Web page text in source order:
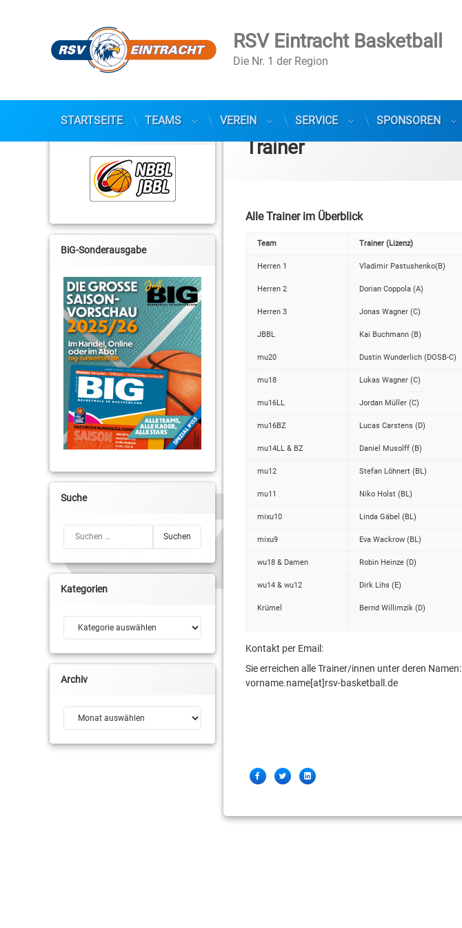
Skip
RSV Eintracht Basketball
Die Nr. 1 der Region
STARTSEITE TEAMS VEREIN SERVICE SPONSOREN
Trainer
Alle Trainer im Überblick
Team Trainer (Lizenz)
Herren 1 Vladimir Pastushenko(B)
Herren 2 Dorian Coppola (A)
Herren 3 Jonas Wagner (C)
JBBL Kai Buchmann (B)
mu20 Dustin Wunderlich (DOSB-C)
mu18 Lukas Wagner (C)
mu16LL Jordan Müller (C)
mu16BZ Lucas Carstens (D)
mu14LL & BZ Daniel Musolff (B)
mu12 Stefan Löhnert (BL)
mu11 Niko Holst (BL)
mixu10 Linda Gäbel (BL)
mixu9 Eva Wackrow (BL)
wu18 & Damen Robin Heinze (D)
wu14 & wu12 Dirk Lihs (E)
Krümel Bernd Willimzik (D)
Kontakt per Email:
Sie erreichen alle Trainer/innen unter deren Namen:
vorname.name[at]rsv-basketball.de
ShareFacebookTwitterLinkedIn
BiG-Sonderausgabe
Suche
Kategorien
Kategorien
Archiv
Archiv